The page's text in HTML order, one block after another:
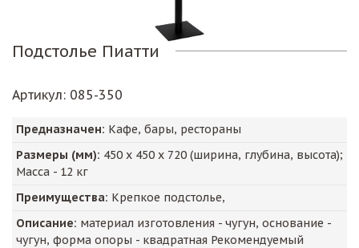
Подстолье Пиатти
Артикул: 085-350
Предназначен: Кафе, бары, рестораны
Размеры (мм): 450 х 450 х 720 (ширина, глубина, высота);
Масса - 12 кг
Преимущества: Крепкое подстолье,
Описание: материал изготовления - чугун, основание -
чугун, форма опоры - квадратная Рекомендуемый